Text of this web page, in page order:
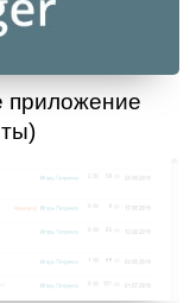
приложение